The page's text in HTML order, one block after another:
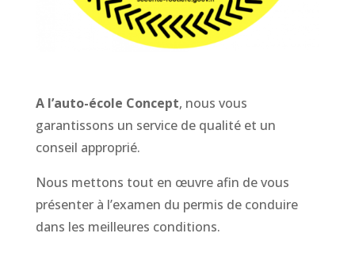
A l’auto-école Concept, nous vous
garantissons un service de qualité et un
conseil approprié.
Nous mettons tout en œuvre afin de vous
présenter à l’examen du permis de conduire
dans les meilleures conditions.